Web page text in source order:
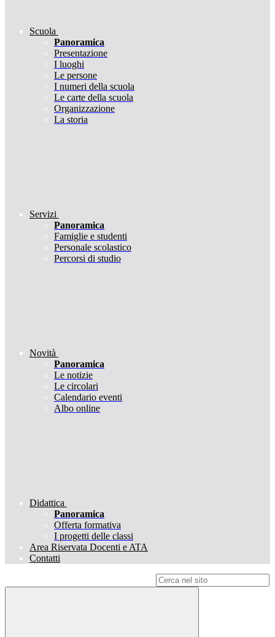
Scuola
Panoramica
Presentazione
I luoghi
Le persone
I numeri della scuola
Le carte della scuola
Organizzazione
La storia
Servizi
Panoramica
Famiglie e studenti
Personale scolastico
Percorsi di studio
Novità
Panoramica
Le notizie
Le circolari
Calendario eventi
Albo online
Didattica
Panoramica
Offerta formativa
I progetti delle classi
Area Riservata Docenti e ATA
Contatti